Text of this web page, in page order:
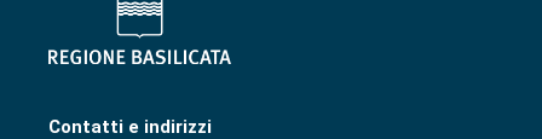
Contatti e indirizzi